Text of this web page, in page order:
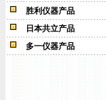
胜利仪器产品
日本共立产品
多一仪器产品